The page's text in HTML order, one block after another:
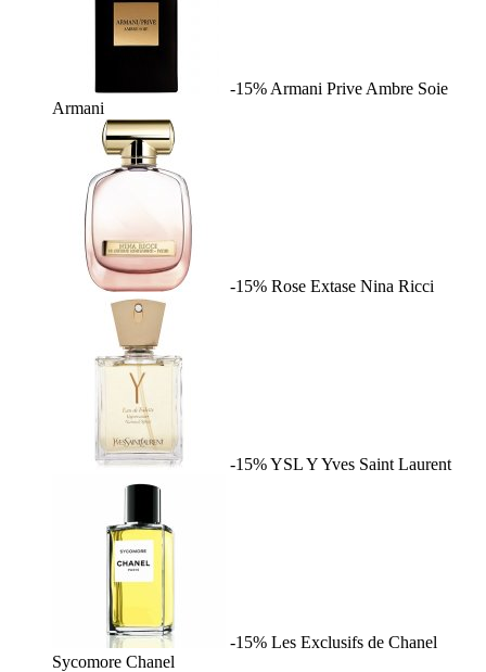
-15% Armani Prive Ambre Soie
Armani
-15% Rose Extase Nina Ricci
-15%YSL YYves Saint Laurent
-15% Les Exclusifs de Chanel
Sycomore Chanel